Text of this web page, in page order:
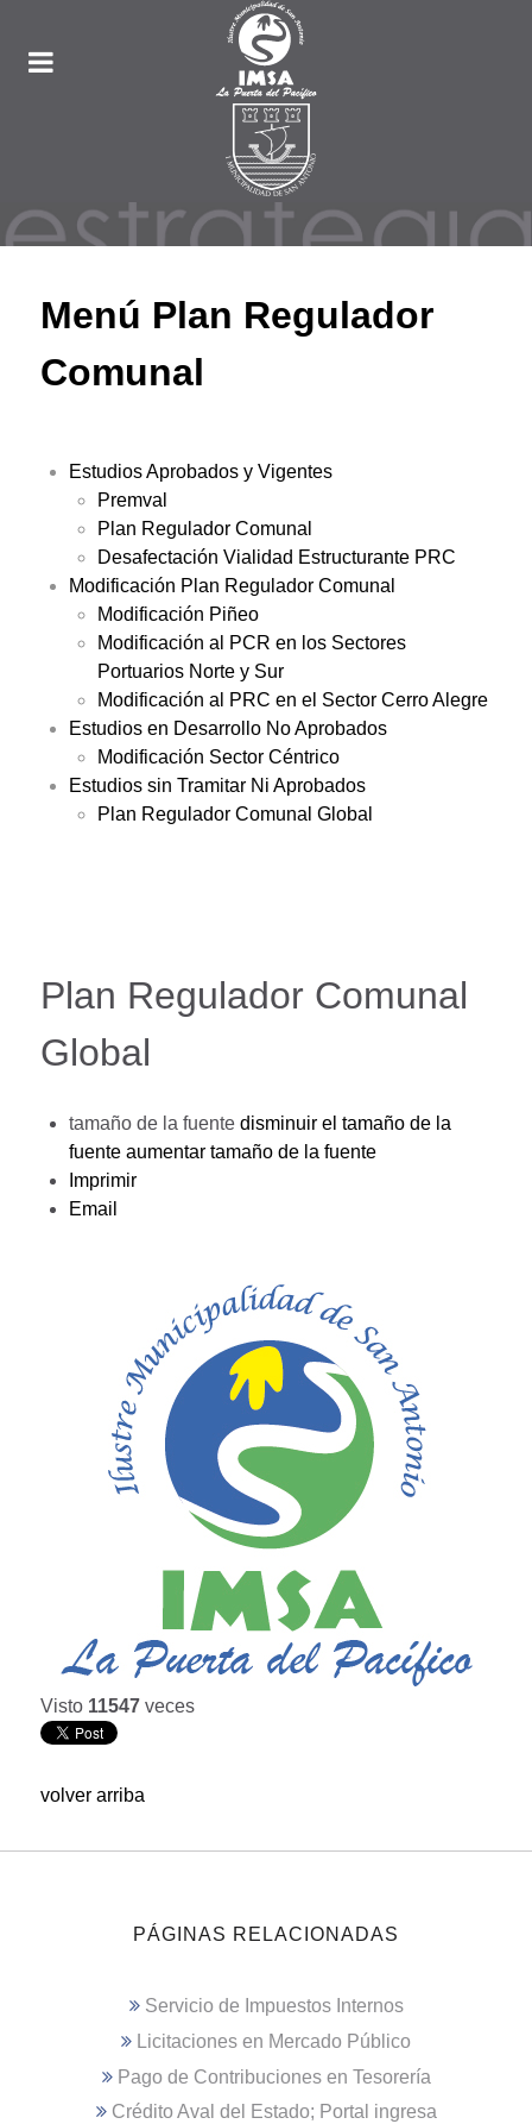
Menú Plan Regulador
Comunal
Estudios Aprobados y Vigentes
Premval
Plan Regulador Comunal
Desafectación Vialidad Estructurante PRC
Modificación Plan Regulador Comunal
Modificación Piñeo
Modificación al PCR en los Sectores
Portuarios Norte y Sur
Modificación al PRC en el Sector Cerro Alegre
Estudios en Desarrollo No Aprobados
Modificación Sector Céntrico
Estudios sin Tramitar Ni Aprobados
Plan Regulador Comunal Global
Plan Regulador Comunal
Global
tamaño de la fuente disminuir el tamaño de la
fuente aumentar tamaño de la fuente
Imprimir
Email
Visto 11547 veces
volver arriba
PÁGINAS RELACIONADAS
Servicio de Impuestos Internos
Licitaciones en Mercado Público
Pago de Contribuciones en Tesorería
Crédito Aval del Estado; Portal ingresa